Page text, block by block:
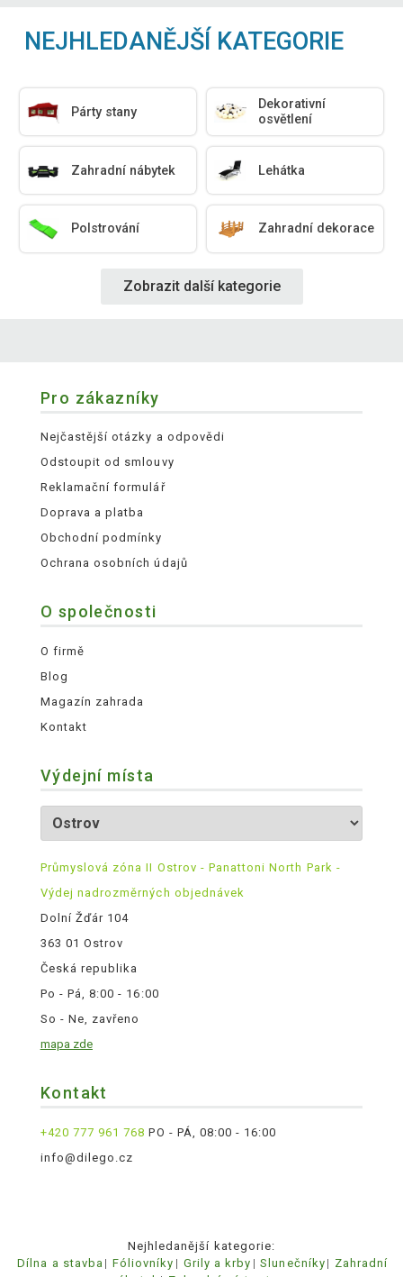
NEJHLEDANĚJŠÍ KATEGORIE
Párty stany
Dekorativní
osvětlení
Zahradní nábytek Lehátka
Polstrování Zahradní dekorace
Zobrazit další kategorie
Pro zákazníky
Nejčastější otázky a odpovědi
Odstoupit od smlouvy
Reklamační formulář
Doprava a platba
Obchodní podmínky
Ochrana osobních údajů
O společnosti
O firmě
Blog
Magazín zahrada
Kontakt
Výdejní místa
Průmyslová zóna II Ostrov - Panattoni North Park -
Výdej nadrozměrných objednávek
Dolní Žďár 104
363 01 Ostrov
Česká republika
Po - Pá, 8:00 - 16:00
So - Ne, zavřeno
mapa zde
Kontakt
+420 777 961 768 PO - PÁ, 08:00 - 16:00
info@dilego.cz
Nejhledanější kategorie:
Dílna a stavba
Fóliovníky Grily a krby Slunečníky
Zahradní